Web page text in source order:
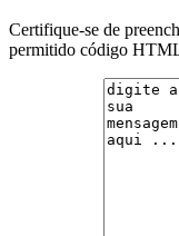
Certifique-se de
permitido código